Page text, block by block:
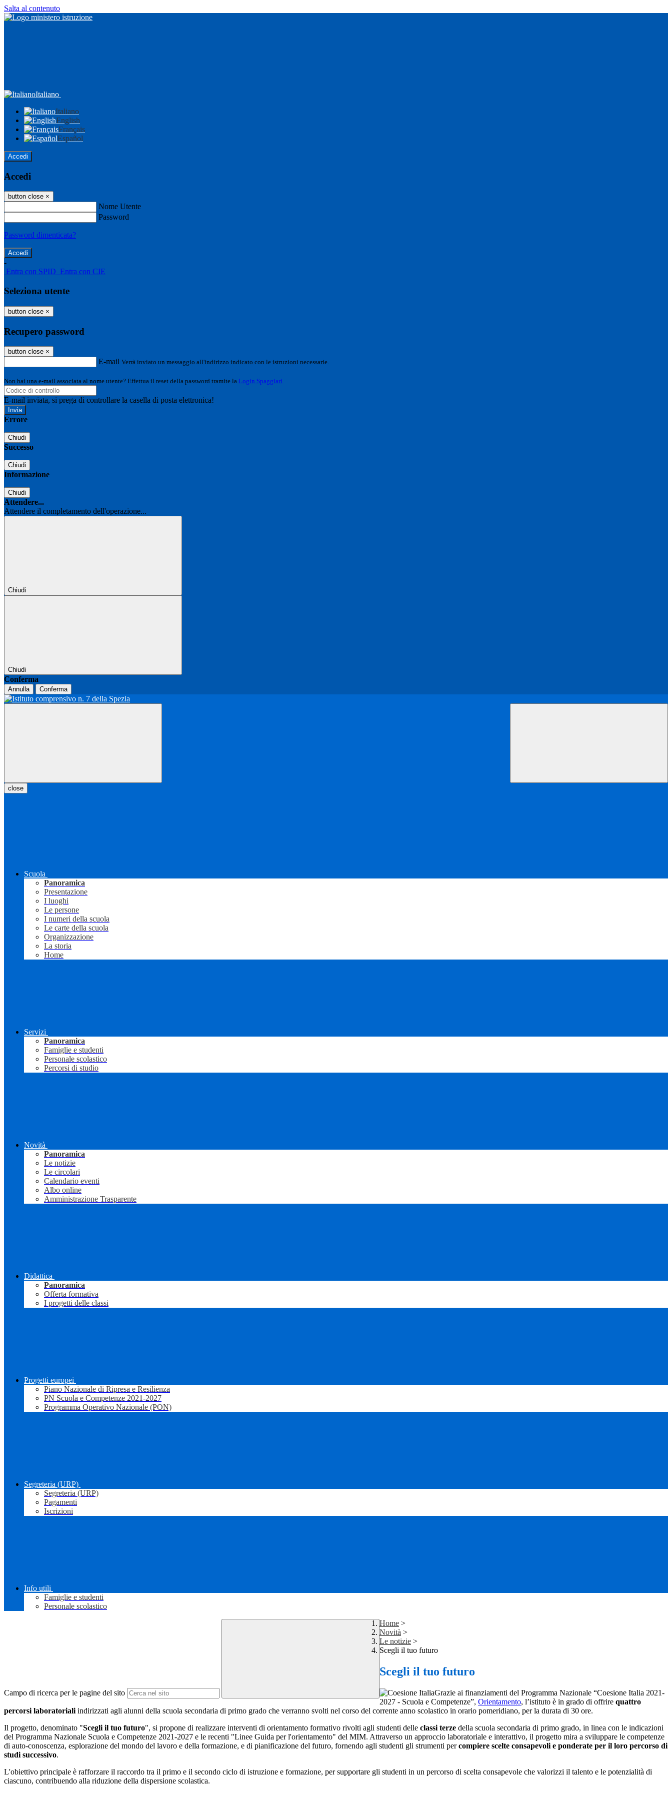
Salta al contenuto
Italiano
Italiano
English
Français
Español
Accedi
Accedi
button close ×
Nome Utente
Password
Password dimenticata?
-
Entra con SPID Entra con CIE
Seleziona utente
button close ×
Recupero password
button close ×
E-mail Verrà inviato un messaggio all'indirizzo indicato con le istruzioni necessarie.
Non hai una e-mail associata al nome utente? Effettua il reset della password tramite la Login Spaggiari
E-mail inviata, si prega di controllare la casella di posta elettronica!
Errore
Chiudi
Successo
Chiudi
Informazione
Chiudi
Attendere...
Attendere il completamento dell'operazione...
Chiudi
Chiudi
Conferma
Annulla Conferma
close
Scuola
Panoramica
Presentazione
I luoghi
Le persone
I numeri della scuola
Le carte della scuola
Organizzazione
La storia
Home
Servizi
Panoramica
Famiglie e studenti
Personale scolastico
Percorsi di studio
Novità
Panoramica
Le notizie
Le circolari
Calendario eventi
Albo online
Amministrazione Trasparente
Didattica
Panoramica
Offerta formativa
I progetti delle classi
Progetti europei
Piano Nazionale di Ripresa e Resilienza
PN Scuola e Competenze 2021-2027
Programma Operativo Nazionale (PON)
Segreteria (URP)
Segreteria (URP)
Pagamenti
Iscrizioni
Info utili
Famiglie e studenti
Personale scolastico
Campo di ricerca per le pagine del sito
Home >
Novità >
Le notizie >
Scegli il tuo futuro
Scegli il tuo futuro
Grazie ai finanziamenti del Programma Nazionale “Coesione Italia 2021-
2027 - Scuola e Competenze”, Orientamento, l’istituto è in grado di offrire quattro
percorsi laboratoriali indirizzati agli alunni della scuola secondaria di primo grado che verranno svolti nel corso del corrente anno scolastico in orario pomeridiano, per la durata di 30 ore.
Il progetto, denominato "Scegli il tuo futuro", si propone di realizzare interventi di orientamento formativo rivolti agli studenti delle classi terze della scuola secondaria di primo grado, in linea con le indicazioni
del Programma Nazionale Scuola e Competenze 2021-2027 e le recenti "Linee Guida per l'orientamento" del MIM. Attraverso un approccio laboratoriale e interattivo, il progetto mira a sviluppare le competenze
di auto-conoscenza, esplorazione del mondo del lavoro e della formazione, e di pianificazione del futuro, fornendo agli studenti gli strumenti percompiere scelte consapevoli e ponderate per il loro percorso di
studi successivo.
L'obiettivo principale è rafforzare il raccordo tra il primo e il secondo ciclo di istruzione e formazione, per supportare gli studenti in un percorso di scelta consapevole che valorizzi il talento e le potenzialità di
ciascuno, contribuendo alla riduzione della dispersione scolastica.